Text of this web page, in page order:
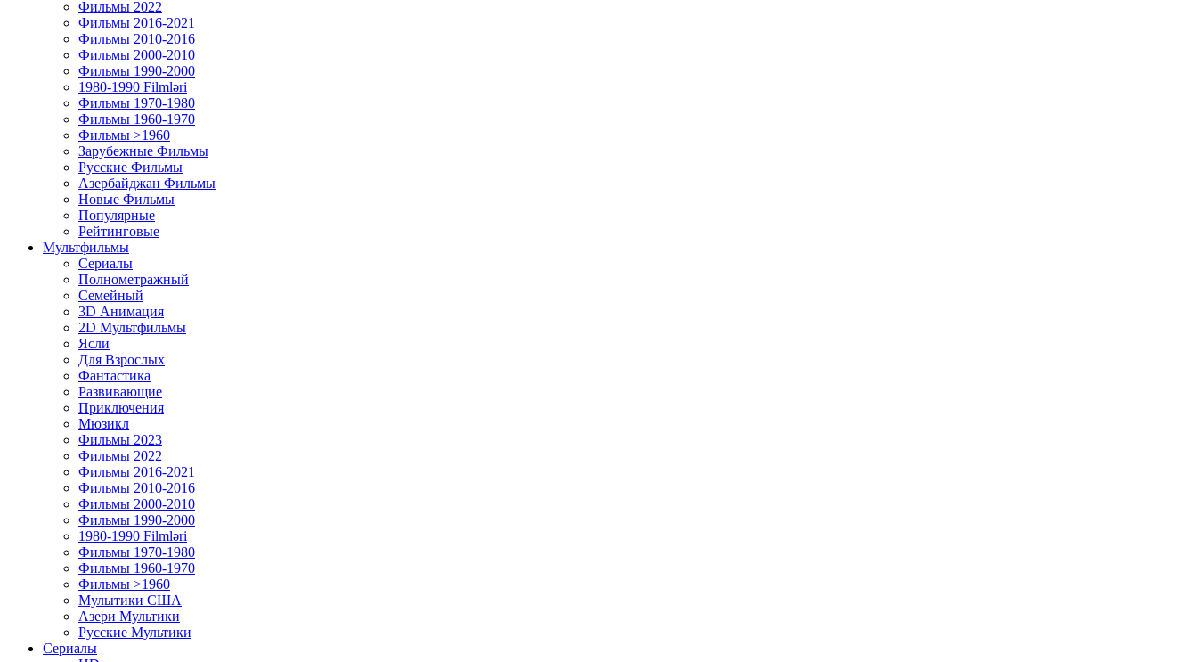
Фильмы 2022
Фильмы 2016-2021
Фильмы 2010-2016
Фильмы 2000-2010
Фильмы 1990-2000
1980-1990 Filmləri
Фильмы 1970-1980
Фильмы 1960-1970
Фильмы >1960
Зарубежные Фильмы
Русские Фильмы
Азербайджан Фильмы
Новые Фильмы
Популярные
Рейтинговые
Мультфильмы
Сериалы
Полнометражный
Семейный
3D Анимация
2D Мультфильмы
Ясли
Для Взрослых
Фантастика
Развивающие
Приключения
Мюзикл
Фильмы 2023
Фильмы 2022
Фильмы 2016-2021
Фильмы 2010-2016
Фильмы 2000-2010
Фильмы 1990-2000
1980-1990 Filmləri
Фильмы 1970-1980
Фильмы 1960-1970
Фильмы >1960
Мулытики США
Азери Мультики
Русские Мультики
Сериалы